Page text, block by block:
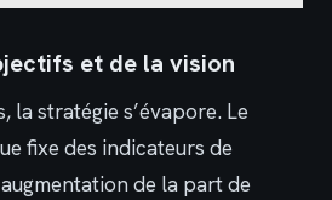
et de la vision
la stratégie s’évapore. Le
fixe des indicateurs de
de la part de